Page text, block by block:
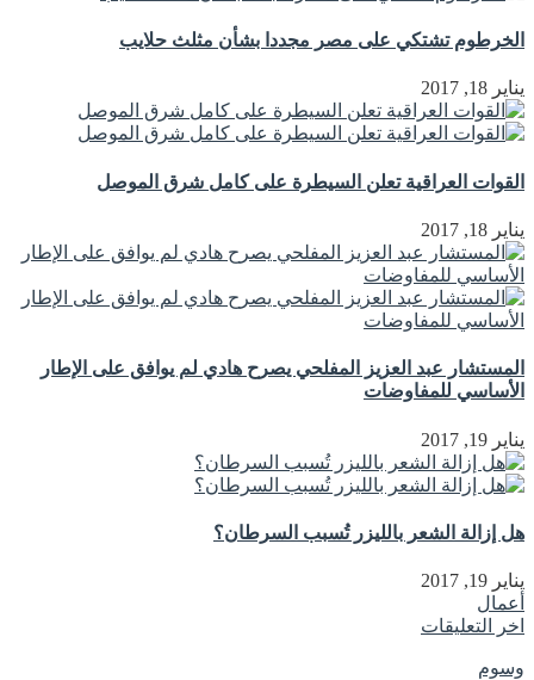
الخرطوم تشتكي على مصر مجددا بشأن مثلث حلايب
يناير 18, 2017
القوات العراقية تعلن السيطرة على كامل شرق الموصل
يناير 18, 2017
المستشار عبد العزيز المفلحي يصرح هادي لم يوافق على الإطار
الأساسي للمفاوضات
يناير 19, 2017
هل إزالة الشعر بالليزر تُسبب السرطان؟
يناير 19, 2017
أعمال
اخر التعليقات
وسوم